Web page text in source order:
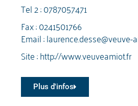
Tel 2 :0787057471
Fax : 0241501766
Email :laurence.desse@veuve-
Site :http://www.veuveamiot.fr
Plus d'infos